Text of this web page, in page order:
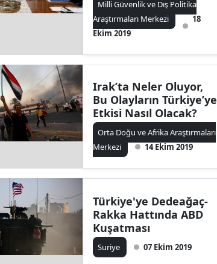
Milli Güvenlik ve Dış Politika
Araştırmaları Merkezi
18
Ekim 2019
Irak’ta Neler Oluyor,
Bu Olayların Türkiye’ye
Etkisi Nasıl Olacak?
Orta Doğu ve Afrika Araştırmaları
Merkezi
14 Ekim 2019
Türkiye'ye Dedeağaç-
Rakka Hattında ABD
Kuşatması
Suriye 07 Ekim 2019